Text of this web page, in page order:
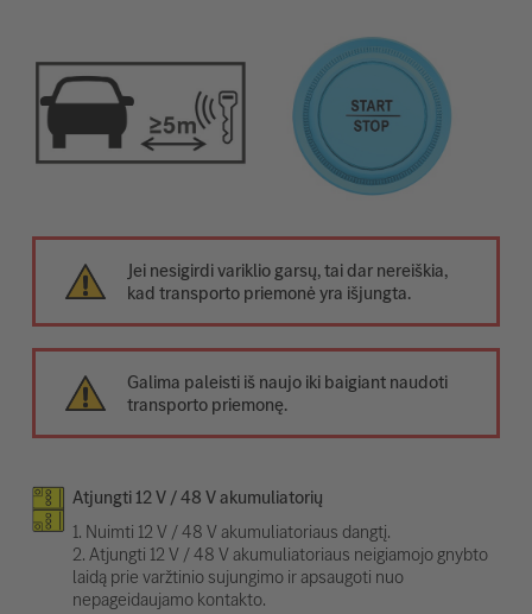
Jei nesigirdi variklio garsų, tai dar nereiškia,
kad transporto priemonė yra išjungta.
Galima paleisti iš naujo iki baigiant naudoti
transporto priemonę.
Atjungti 12 V / 48 V akumuliatorių
1. Nuimti 12 V / 48 V akumuliatoriaus dangtį.
2. Atjungti 12 V / 48 V akumuliatoriaus neigiamojo gnybto
laidą prie varžtinio sujungimo ir apsaugoti nuo
nepageidaujamo kontakto.